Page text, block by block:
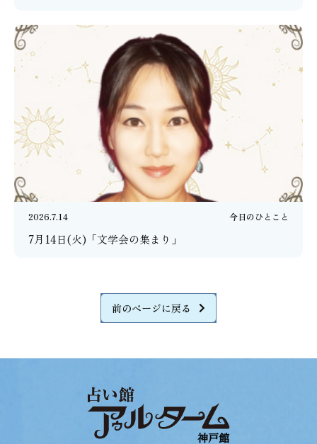
2026.7.14 今日のひとこと
7月14日(火)「文学会の集まり」
前のページに戻る